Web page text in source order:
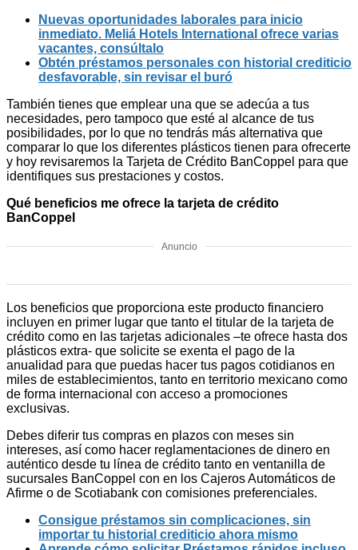
Nuevas oportunidades laborales para inicio
inmediato. Meliá Hotels International ofrece varias
vacantes, consúltalo
Obtén préstamos personales con historial crediticio
desfavorable, sin revisar el buró
También tienes que emplear una que se adecúa a tus
necesidades, pero tampoco que esté al alcance de tus
posibilidades, por lo que no tendrás más alternativa que
comparar lo que los diferentes plásticos tienen para ofrecerte
y hoy revisaremos la Tarjeta de Crédito BanCoppel para que
identifiques sus prestaciones y costos.
Qué beneficios me ofrece la tarjeta de crédito
BanCoppel
Anuncio
Los beneficios que proporciona este producto financiero
incluyen en primer lugar que tanto el titular de la tarjeta de
crédito como en las tarjetas adicionales –te ofrece hasta dos
plásticos extra- que solicite se exenta el pago de la
anualidad para que puedas hacer tus pagos cotidianos en
miles de establecimientos, tanto en territorio mexicano como
de forma internacional con acceso a promociones
exclusivas.
Debes diferir tus compras en plazos con meses sin
intereses, así como hacer reglamentaciones de dinero en
auténtico desde tu línea de crédito tanto en ventanilla de
sucursales BanCoppel con en los Cajeros Automáticos de
Afirme o de Scotiabank con comisiones preferenciales.
Consigue préstamos sin complicaciones, sin
importar tu historial crediticio ahora mismo